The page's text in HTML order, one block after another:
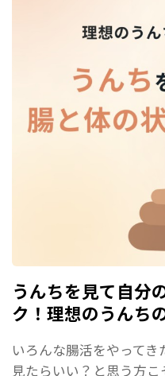
うんちを見て自分
ク！理想のうんち
いろんな腸活をやって
見たらいい？と思う方